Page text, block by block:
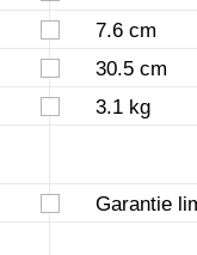
7.6 cm
30.5 cm
3.1 kg
Garantie